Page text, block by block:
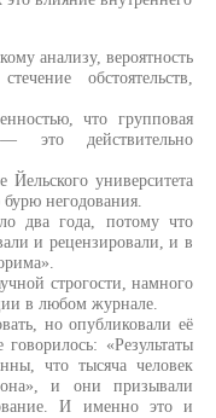
анализу, вероятность
обстоятельств,
что групповая
это действительно
университета
негодования.
два года, потому что
и рецензировали, и в
строгости, намного
в любом журнале.
но опубликовали её
«Результаты
что тысяча человек
и они призывали
И именно это и